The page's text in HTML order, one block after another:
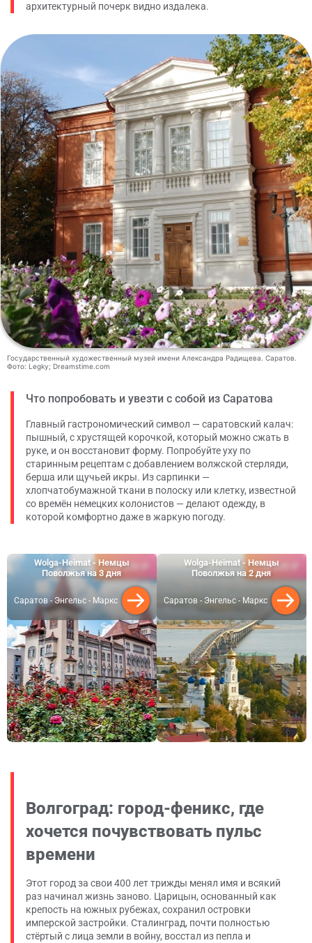
архитектурный почерк видно издалека.
Государственный художественный музей имени Александра Радищева. Саратов.
Фото: Legky; Dreamstime.com
Что попробовать и увезти с собой из Саратова
Главный гастрономический символ — саратовский калач:
пышный, с хрустящей корочкой, который можно сжать в
руке, и он восстановит форму. Попробуйте уху по
старинным рецептам с добавлением волжской стерляди,
берша или щучьей икры. Из сарпинки —
хлопчатобумажной ткани в полоску или клетку, известной
со времён немецких колонистов — делают одежду, в
которой комфортно даже в жаркую погоду.
от25 350 ₽
Wolga-Heimat - Немцы
Поволжья на 3 дня
Саратов - Энгельс - Маркс
от18 800 ₽
Wolga-Heimat - Немцы
Поволжья на 2 дня
Саратов - Энгельс - Маркс
Волгоград: город-феникс, где
хочется почувствовать пульс
времени
Этот город за свои 400 лет трижды менял имя и всякий
раз начинал жизнь заново. Царицын, основанный как
крепость на южных рубежах, сохранил островки
имперской застройки. Сталинград, почти полностью
стёртый с лица земли в войну, восстал из пепла и